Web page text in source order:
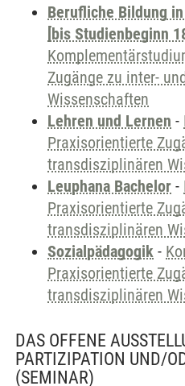
Berufliche Bildung
[bis Studienbeginn
Zugänge zu inter-
Wissenschaften
Lehren und Lernen -
Praxisorientierte
transdisziplinären
Leuphana Bachelor -
Praxisorientierte
transdisziplinären
Sozialpädagogik -
Praxisorientierte
transdisziplinären
DAS OFFENE
PARTIZIPATION UND/
(SEMINAR)